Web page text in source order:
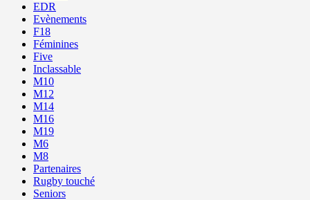
EDR
Evènements
F18
Féminines
Five
Inclassable
M10
M12
M14
M16
M19
M6
M8
Partenaires
Rugby touché
Seniors